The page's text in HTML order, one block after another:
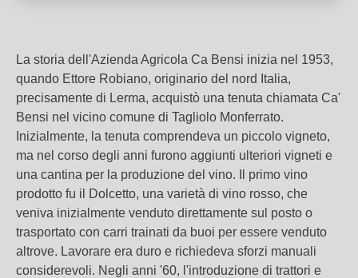
La storia dell'Azienda Agricola Ca Bensi inizia nel 1953,
quando Ettore Robiano, originario del nord Italia,
precisamente di Lerma, acquistò una tenuta chiamata Ca'
Bensi nel vicino comune di Tagliolo Monferrato.
Inizialmente, la tenuta comprendeva un piccolo vigneto,
ma nel corso degli anni furono aggiunti ulteriori vigneti e
una cantina per la produzione del vino. Il primo vino
prodotto fu il Dolcetto, una varietà di vino rosso, che
veniva inizialmente venduto direttamente sul posto o
trasportato con carri trainati da buoi per essere venduto
altrove. Lavorare era duro e richiedeva sforzi manuali
considerevoli. Negli anni '60, l'introduzione di trattori e